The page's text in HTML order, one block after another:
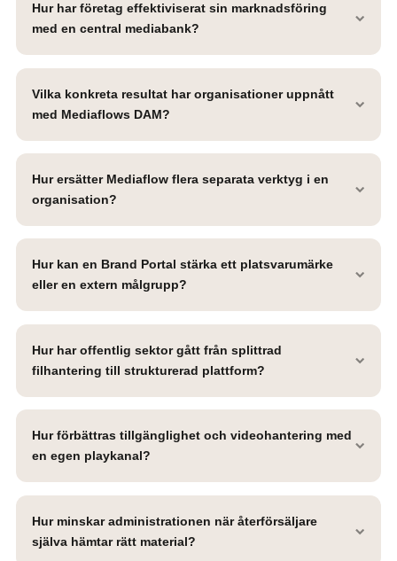
Hur har företag effektiviserat sin marknadsföring
med en central mediabank?
Vilka konkreta resultat har organisationer uppnått
med Mediaflows DAM?
Hur ersätter Mediaflow flera separata verktyg i en
organisation?
Hur kan en Brand Portal stärka ett platsvarumärke
eller en extern målgrupp?
Hur har offentlig sektor gått från splittrad
filhantering till strukturerad plattform?
Hur förbättras tillgänglighet och videohantering med
en egen playkanal?
Hur minskar administrationen när återförsäljare
själva hämtar rätt material?